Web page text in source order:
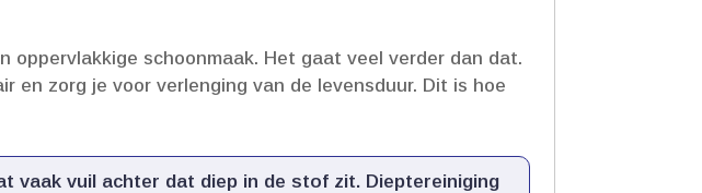
oppervlakkige schoonmaak.​ Het gaat veel verder dan dat.​
en zorg je voor verlenging van de levensduur.​ Dit is hoe
vaak vuil achter dat diep in de stof zit.​ Dieptereiniging